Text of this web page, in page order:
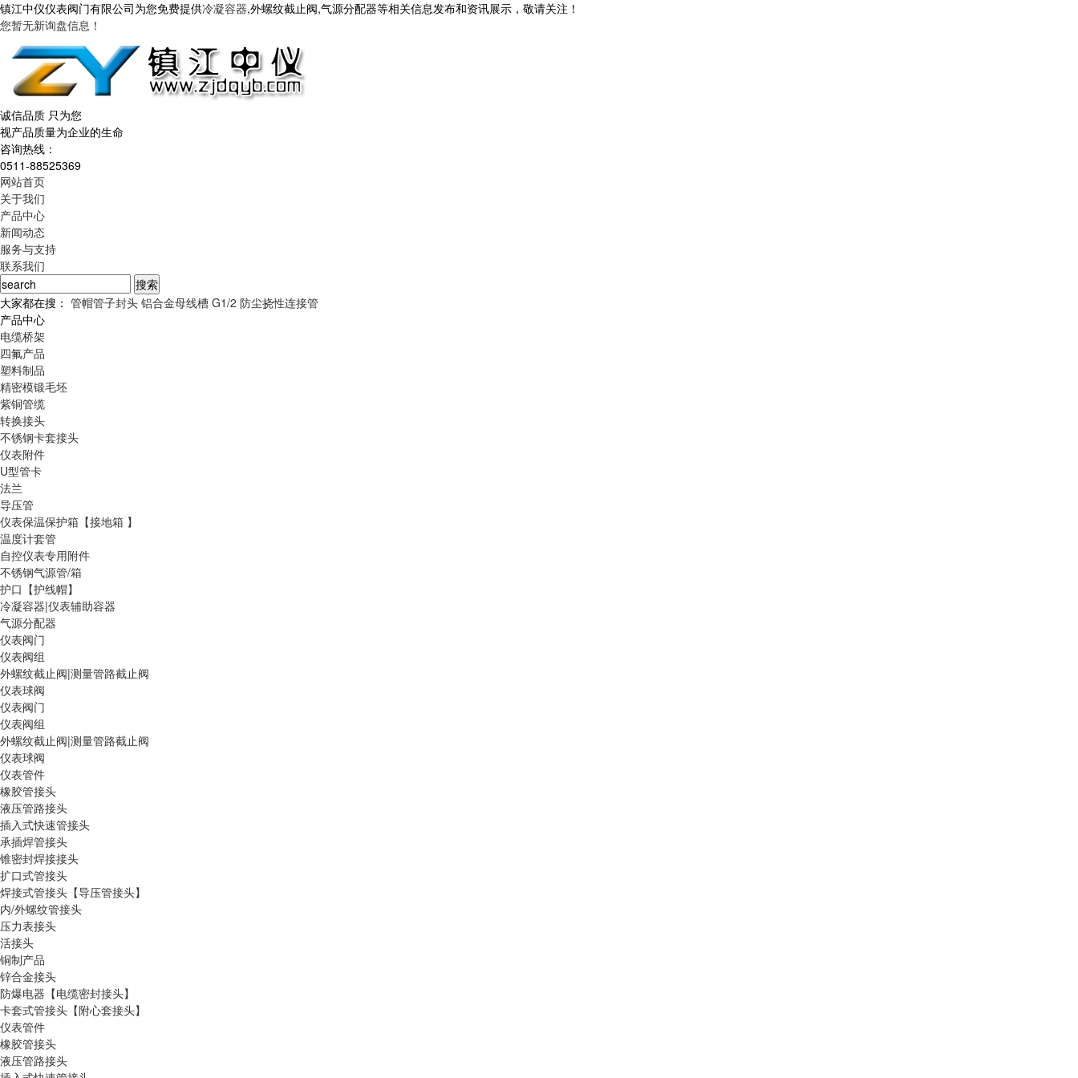
镇江中仪仪表阀门有限公司为您免费提供冷凝容器,外螺纹截止阀,气源分配器等相关信息发布和资讯展示，敬请关注！
您暂无新询盘信息！
诚信品质 只为您
视产品质量为企业的生命
咨询热线：
0511-88525369
网站首页
关于我们
产品中心
新闻动态
服务与支持
联系我们
大家都在搜： 管帽管子封头 铝合金母线槽 G1/2 防尘挠性连接管
产品中心
电缆桥架
四氟产品
塑料制品
精密模锻毛坯
紫铜管缆
转换接头
不锈钢卡套接头
仪表附件
U型管卡
法兰
导压管
仪表保温保护箱【接地箱 】
温度计套管
自控仪表专用附件
不锈钢气源管/箱
护口【护线帽】
冷凝容器|仪表辅助容器
气源分配器
仪表阀门
仪表阀组
外螺纹截止阀|测量管路截止阀
仪表球阀
仪表阀门
仪表阀组
外螺纹截止阀|测量管路截止阀
仪表球阀
仪表管件
橡胶管接头
液压管路接头
插入式快速管接头
承插焊管接头
锥密封焊接接头
扩口式管接头
焊接式管接头【导压管接头】
内/外螺纹管接头
压力表接头
活接头
铜制产品
锌合金接头
防爆电器【电缆密封接头】
卡套式管接头【附心套接头】
仪表管件
橡胶管接头
液压管路接头